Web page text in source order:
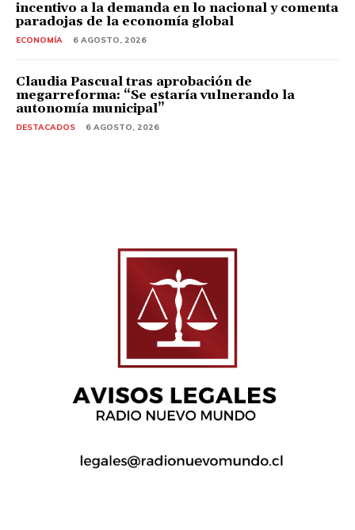
incentivo a la demanda en lo nacional y comenta
paradojas de la economía global
ECONOMÍA 6 AGOSTO, 2026
Claudia Pascual tras aprobación de
megarreforma: “Se estaría vulnerando la
autonomía municipal”
DESTACADOS 6 AGOSTO, 2026